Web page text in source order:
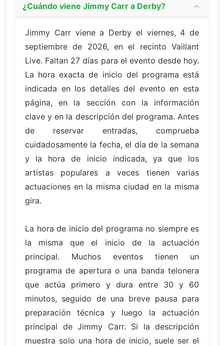
¿Cuándo viene Jimmy Carr a Derby?
Jimmy Carr viene a Derby el viernes, 4 de
septiembre de 2026, en el recinto Vaillant
Live. Faltan 27 días para el evento desde hoy.
La hora exacta de inicio del programa está
indicada en los detalles del evento en esta
página, en la sección con la información
clave y en la descripción del programa. Antes
de reservar entradas, comprueba
cuidadosamente la fecha, el día de la semana
y la hora de inicio indicada, ya que los
artistas populares a veces tienen varias
actuaciones en la misma ciudad en la misma
gira.
La hora de inicio del programa no siempre es
la misma que el inicio de la actuación
principal. Muchos eventos tienen un
programa de apertura o una banda telonera
que actúa primero y dura entre 30 y 60
minutos, seguido de una breve pausa para
preparación técnica y luego la actuación
principal de Jimmy Carr. Si la descripción
muestra solo una hora de inicio, suele ser el